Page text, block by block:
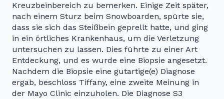
Kreuzbeinbereich zu bemerken. Einige Zeit später,
nach einem Sturz beim Snowboarden, spürte sie,
dass sie sich das Steißbein geprellt hatte, und ging
in ein örtliches Krankenhaus, um die Verletzung
untersuchen zu lassen. Dies führte zu einer Art
Entdeckung, und es wurde eine Biopsie angesetzt.
Nachdem die Biopsie eine gutartige(e) Diagnose
ergab, beschloss Tiffany, eine zweite Meinung in
der Mayo Clinic einzuholen. Die Diagnose S3